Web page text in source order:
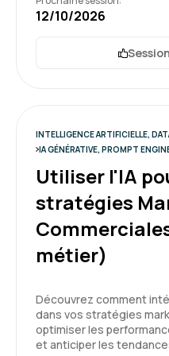
pratique, elle m'a
générative, ces
Formation : IA
Christophe P.
12/10/2026
INTELLIGENCE ARTIFICIELLE,
IA GÉNÉRATIVE, PROMPT
Utiliser l'IA
stratégies
métier)
Découvrez comment
dans vos stratégies
optimiser les
et anticiper les